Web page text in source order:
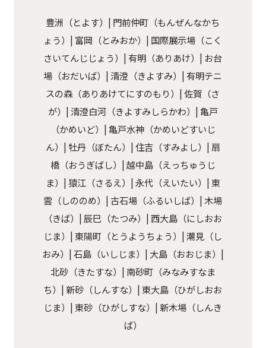
豊洲（とよす）| 門前仲町（もんぜんなかち
ょう）| 富岡（とみおか）| 国際展示場（こく
さいてんじじょう）| 有明（ありあけ）| お台
場（おだいば）| 清澄（きよすみ）| 有明テニ
スの森（ありあけてにすのもり）| 佐賀（さ
が）| 清澄白河（きよすみしらかわ）| 亀戸
（かめいど）| 亀戸水神（かめいどすいじ
ん）| 牡丹（ぼたん）| 住吉（すみよし）| 扇
橋（おうぎばし）| 越中島（えっちゅうじ
ま）| 猿江（さるえ）| 永代（えいたい）| 東
雲（しののめ）| 古石場（ふるいしば）| 木場
（きば）| 辰巳（たつみ）| 西大島（にしおお
じま）| 東陽町（とうようちょう）| 潮見（し
おみ）| 石島（いしじま）| 大島（おおじま）|
北砂（きたすな）| 南砂町（みなみすなま
ち）| 新砂（しんすな）| 東大島（ひがしおお
じま）| 東砂（ひがしすな）| 新木場（しんき
ば）